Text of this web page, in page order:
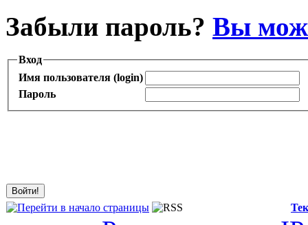
Забыли пароль? Вы
Вход
Имя пользователя (login)
Пароль